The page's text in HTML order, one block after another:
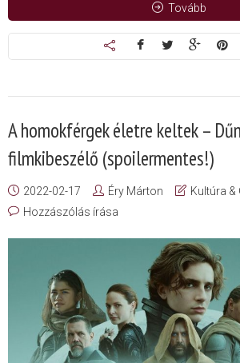
Tovább
A homokférgek életre keltek –
filmkibeszélő (spoilermentes!)
2022-02-17 Éry Márton
Kultúra &
Hozzászólás írása